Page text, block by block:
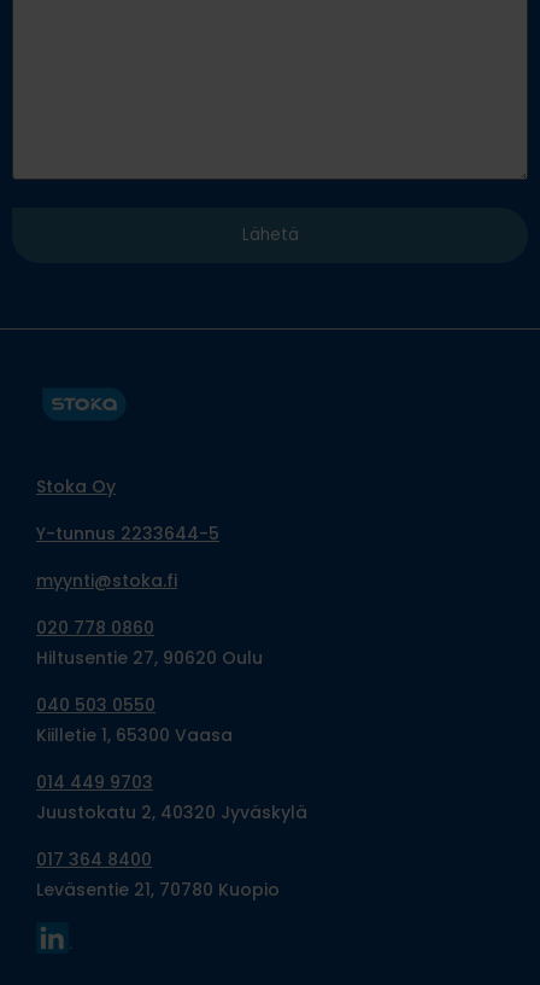
Stoka Oy
Y-tunnus 2233644-5
myynti@stoka.fi
020 778 0860
Hiltusentie 27, 90620 Oulu
040 503 0550
Kiilletie 1, 65300 Vaasa
014 449 9703
Juustokatu 2, 40320 Jyväskylä
017 364 8400
Leväsentie 21, 70780 Kuopio